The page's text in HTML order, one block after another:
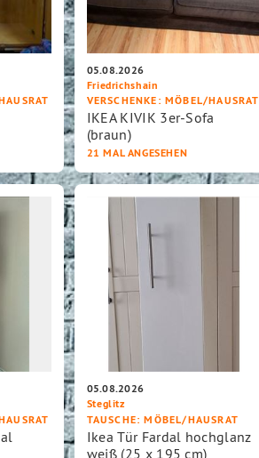
05.08.2026
Friedrichshain
VERSCHENKE: MÖBEL/HAUSRAT
IKEA KIVIK 3er-Sofa
(braun)
21 MAL ANGESEHEN
05.08.2026
Steglitz
TAUSCHE: MÖBEL/HAUSRAT
Ikea Tür Fardal hochglanz
weiß (25 x 195 cm)